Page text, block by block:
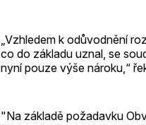
„Vzhledem k odůvodnění
co do základu uznal, se
nyní pouze výše nároku,“
"Na základě požadavku